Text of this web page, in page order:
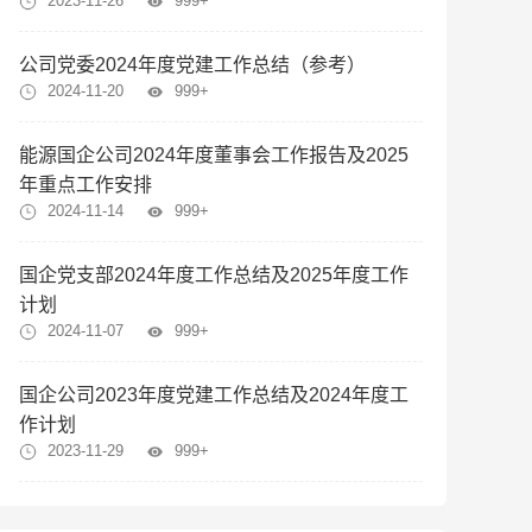
公司党委2024年度党建工作总结（参考）
2024-11-20 999+
能源国企公司2024年度董事会工作报告及2025
年重点工作安排
2024-11-14 999+
国企党支部2024年度工作总结及2025年度工作
计划
2024-11-07 999+
国企公司2023年度党建工作总结及2024年度工
作计划
2023-11-29 999+